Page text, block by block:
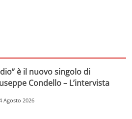
è il nuovo singolo di
Condello – L’intervista
Agosto 2026